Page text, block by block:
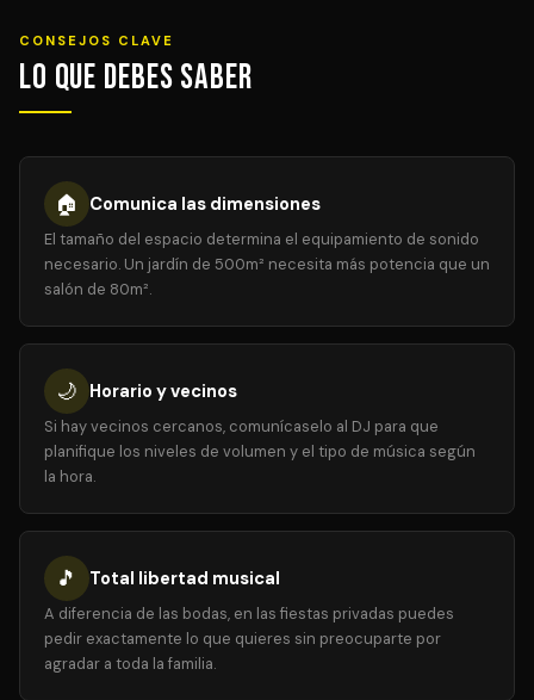
CONSEJOS CLAVE
Lo que debes saber
🏠 Comunica las dimensiones
El tamaño del espacio determina el equipamiento de sonido
necesario. Un jardín de 500m² necesita más potencia que un
salón de 80m².
🌙 Horario y vecinos
Si hay vecinos cercanos, comunícaselo al DJ para que
planifique los niveles de volumen y el tipo de música según
la hora.
🎵 Total libertad musical
A diferencia de las bodas, en las fiestas privadas puedes
pedir exactamente lo que quieres sin preocuparte por
agradar a toda la familia.